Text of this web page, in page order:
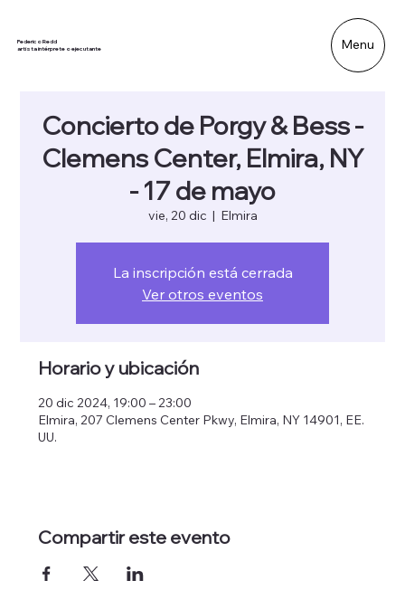
Federico Redd
artista intérprete o ejecutante
Menu
Concierto de Porgy & Bess -
Clemens Center, Elmira, NY
- 17 de mayo
vie, 20 dic
  |
Elmira
La inscripción está cerrada
Ver otros eventos
Horario y ubicación
20 dic 2024, 19:00 – 23:00
Elmira, 207 Clemens Center Pkwy, Elmira, NY 14901, EE.
UU.
Compartir este evento